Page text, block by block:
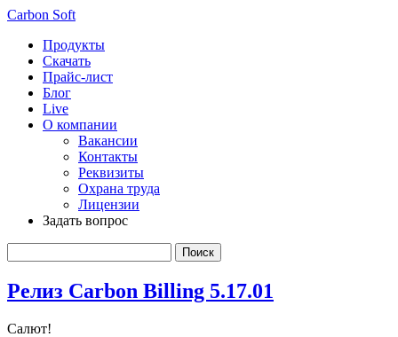
Carbon Soft
Продукты
Скачать
Прайс-лист
Блог
Live
О компании
Вакансии
Контакты
Реквизиты
Охрана труда
Лицензии
Задать вопрос
Релиз Carbon Billing 5.17.01
Салют!